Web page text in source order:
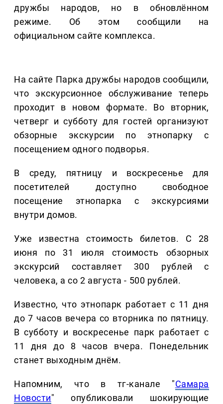
дружбы народов, но в обновлённом
режиме. Об этом сообщили на
официальном сайте комплекса.
На сайте Парка дружбы народов сообщили,
что экскурсионное обслуживание теперь
проходит в новом формате. Во вторник,
четверг и субботу для гостей организуют
обзорные экскурсии по этнопарку с
посещением одного подворья.
В среду, пятницу и воскресенье для
посетителей доступно свободное
посещение этнопарка с экскурсиями
внутри домов.
Уже известна стоимость билетов. С 28
июня по 31 июля стоимость обзорных
экскурсий составляет 300 рублей с
человека, а со 2 августа - 500 рублей.
Известно, что этнопарк работает с 11 дня
до 7 часов вечера со вторника по пятницу.
В субботу и воскресенье парк работает с
11 дня до 8 часов вчера. Понедельник
станет выходным днём.
Напомним, что в тг-канале "Самара
Новости" опубликовали шокирующие